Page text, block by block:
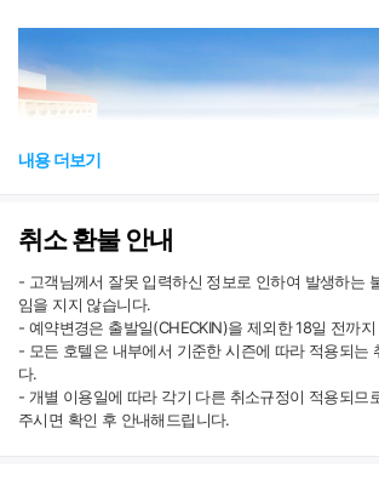
중요 정보
체크아웃 시 객실 또는 숙소 내에 미지
을 경우 전액 환불됩니다. (환불은 최
릴 수 있습니다.)
06:00 ~ 21:00
[카페 및 레스토랑]
• 카페치노
• 아일랜더 테라스
호텔 수영장
내용 더보기
취소 환불 안내
- 고객님께서 잘못 입력하신 정보로 인하여 발생하는
임을 지지 않습니다.
- 예약변경은 출발일(CHECKIN)을 제외한 18일 전까
- 모든 호텔은 내부에서 기준한 시즌에 따라 적용되는
다.
- 개별 이용일에 따라 각기 다른 취소규정이 적용되므
주시면 확인 후 안내해드립니다.